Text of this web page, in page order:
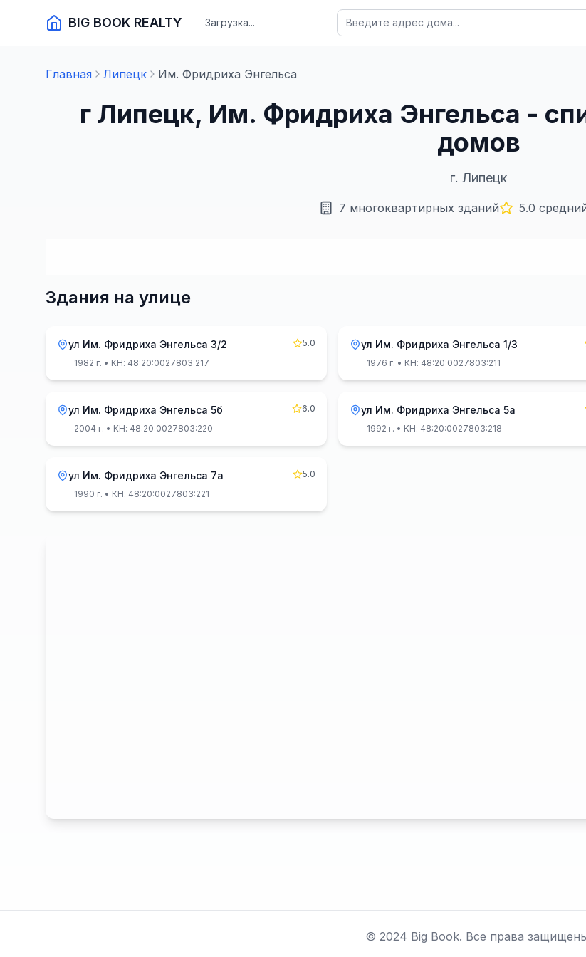
BIG BOOK REALTY Загрузка...
Главная Липецк Им. Фридриха Энгельса
г Липецк, Им. Фридриха Энгельса -
домов
г. Липецк
7 многоквартирных зданий 5.0
Здания на улице
ул Им. Фридриха Энгельса 3/2
5.0
1982 г. • КН: 48:20:0027803:217
ул Им. Фридриха Энгельса 1/3
1976 г. • КН: 48:20:0027803:211
ул Им. Фридриха Энгельса 5б
6.0
2004 г. • КН: 48:20:0027803:220
ул Им. Фридриха Энгельса 5а
1992 г. • КН: 48:20:0027803:218
ул Им. Фридриха Энгельса 7а
5.0
1990 г. • КН: 48:20:0027803:221
© 2024 Big Book. Все права